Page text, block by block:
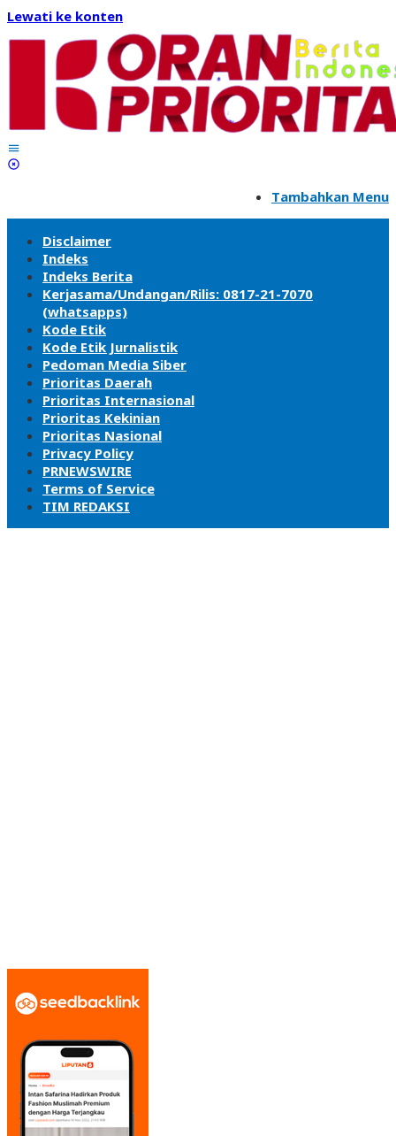
Lewati ke konten
Tambahkan Menu
Disclaimer
Indeks
Indeks Berita
Kerjasama/Undangan/Rilis: 0817-21-7070
(whatsapps)
Kode Etik
Kode Etik Jurnalistik
Pedoman Media Siber
Prioritas Daerah
Prioritas Internasional
Prioritas Kekinian
Prioritas Nasional
Privacy Policy
PRNEWSWIRE
Terms of Service
TIM REDAKSI